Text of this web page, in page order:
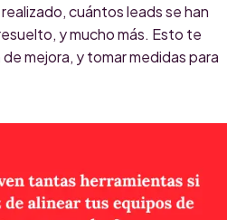
cuántos leads se han
y mucho más. Esto te
mejora, y tomar medidas para